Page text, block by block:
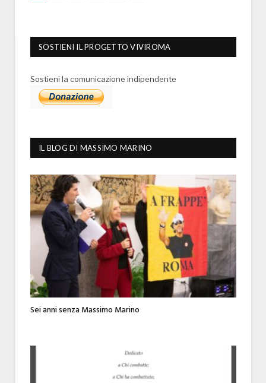
SOSTIENI IL PROGETTO VIVIROMA
Sostieni la comunicazione indipendente
IL BLOG DI MASSIMO MARINO
Sei anni senza Massimo Marino